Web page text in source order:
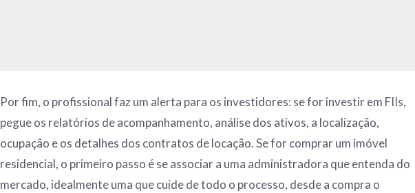
Por fim, o profissional faz um alerta para os investidores: se for investir em FIIs,
pegue os relatórios de acompanhamento, análise dos ativos, a localização,
ocupação e os detalhes dos contratos de locação. Se for comprar um imóvel
residencial, o primeiro passo é se associar a uma administradora que entenda do
mercado, idealmente uma que cuide de todo o processo, desde a compra o